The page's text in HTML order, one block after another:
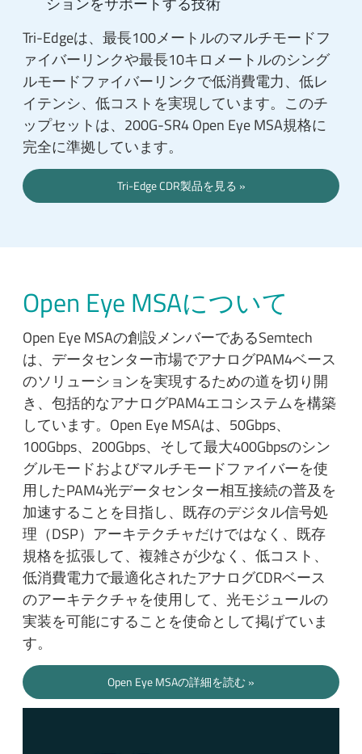
Tri-Edgeは、最長100メートルのマルチモードフ
ァイバーリンクや最長10キロメートルのシング
ルモードファイバーリンクで低消費電力、低レ
イテンシ、低コストを実現しています。このチ
ップセットは、200G-SR4 Open Eye MSA規格に
完全に準拠しています。
Tri-Edge CDR製品を見る
Open Eye MSAについて
Open Eye MSAの創設メンバーであるSemtech
は、データセンター市場でアナログPAM4ベース
のソリューションを実現するための道を切り開
き、包括的なアナログPAM4エコシステムを構築
しています。Open Eye MSAは、50Gbps、
100Gbps、200Gbps、そして最大400Gbpsのシン
グルモードおよびマルチモードファイバーを使
用したPAM4光データセンター相互接続の普及を
加速することを目指し、既存のデジタル信号処
理（DSP）アーキテクチャだけではなく、既存
規格を拡張して、複雑さが少なく、低コスト、
低消費電力で最適化されたアナログCDRベース
のアーキテクチャを使用して、光モジュールの
実装を可能にすることを使命として掲げていま
す。
Open Eye MSAの詳細を読む